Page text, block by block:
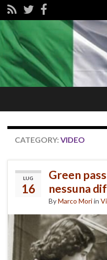
CATEGORY: VIDEO
LUG
16
Green
nessuna
ByMarco Moriin